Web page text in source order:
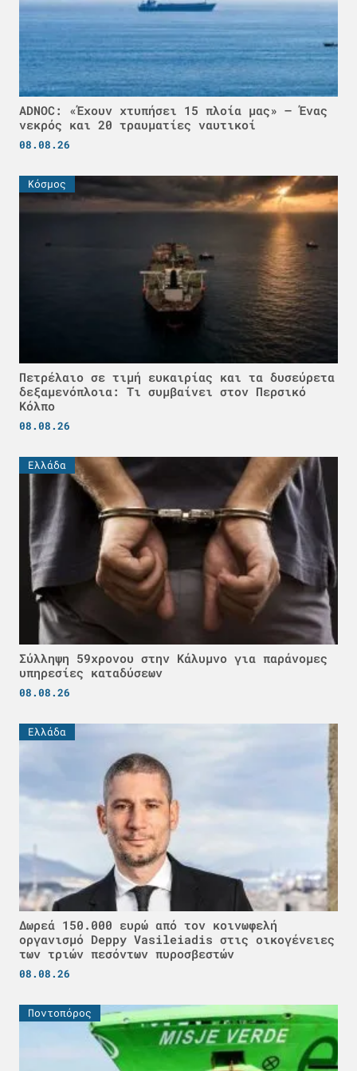
ADNOC: «Έχουν χτυπήσει 15 πλοία μας» – Ένας
νεκρός και 20 τραυματίες ναυτικοί
08.08.26
Κόσμος
Πετρέλαιο σε τιμή ευκαιρίας και τα δυσεύρετα
δεξαμενόπλοια: Τι συμβαίνει στον Περσικό
Κόλπο
08.08.26
Ελλάδα
Σύλληψη 59χρονου στην Κάλυμνο για παράνομες
υπηρεσίες καταδύσεων
08.08.26
Ελλάδα
Δωρεά 150.000 ευρώ από τον κοινωφελή
οργανισμό Deppy Vasileiadis στις οικογένειες
των τριών πεσόντων πυροσβεστών
08.08.26
Ποντοπόρος